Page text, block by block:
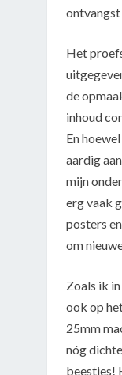
ontvangst
Het
de
inhoud
En
aardig
mijn
erg vaak
posters
om
Zoals ik
ook op
25mm
nóg
beestjes!